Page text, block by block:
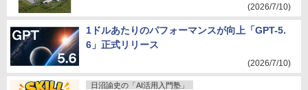
(2026/7/10)
1ドルあたりのパフォーマンスが向上「GPT-5.
6」正式リリース
(2026/7/10)
日沼諭史の「AI活用入門塾」